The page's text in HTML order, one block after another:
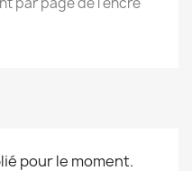
pour le moment.